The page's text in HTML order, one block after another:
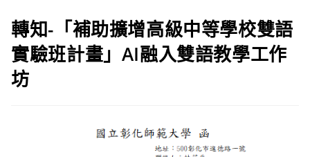
轉知-「補助擴增高級中等學校雙語
實驗班計畫」AI融入雙語教學工作
坊